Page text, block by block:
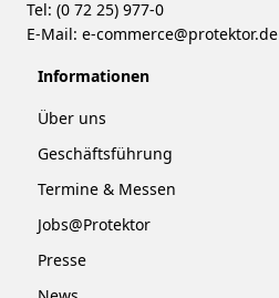
Tel: (0 72 25) 977-0
E-Mail: e-commerce@protektor.de
Informationen
Über uns
Geschäftsführung
Termine & Messen
Jobs@Protektor
Presse